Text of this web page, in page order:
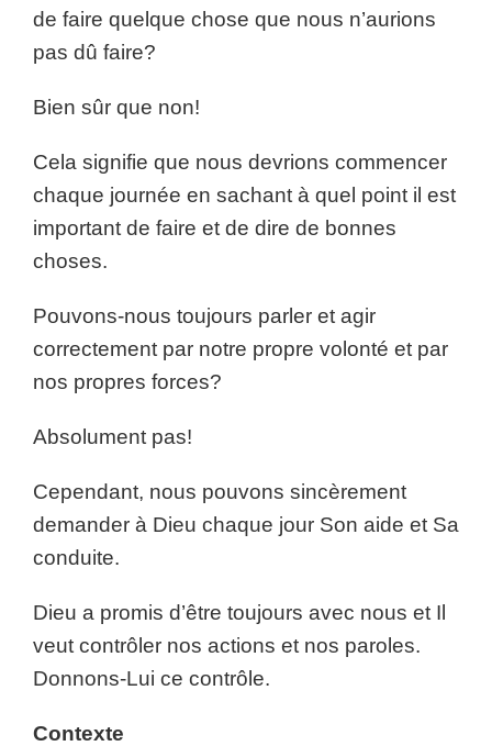
de faire quelque chose que nous n’aurions
pas dû faire?
Bien sûr que non!
Cela signifie que nous devrions commencer
chaque journée en sachant à quel point il est
important de faire et de dire de bonnes
choses.
Pouvons-nous toujours parler et agir
correctement par notre propre volonté et par
nos propres forces?
Absolument pas!
Cependant, nous pouvons sincèrement
demander à Dieu chaque jour Son aide et Sa
conduite.
Dieu a promis d’être toujours avec nous et Il
veut contrôler nos actions et nos paroles.
Donnons-Lui ce contrôle.
Contexte